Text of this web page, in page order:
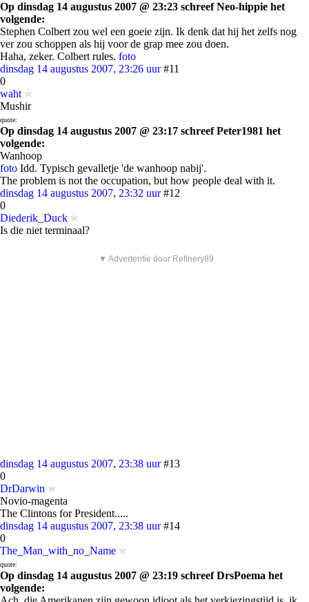
Op dinsdag 14 augustus 2007 @ 23:23 schreef Neo-hippie het
volgende:
Stephen Colbert zou wel een goeie zijn. Ik denk dat hij het zelfs nog
ver zou schoppen als hij voor de grap mee zou doen.
Haha, zeker. Colbert rules. foto
dinsdag 14 augustus 2007, 23:26 uur #11
0
waht
Mushir
quote:
Op dinsdag 14 augustus 2007 @ 23:17 schreef Peter1981 het
volgende:
Wanhoop
foto Idd. Typisch gevalletje 'de wanhoop nabij'.
The problem is not the occupation, but how people deal with it.
dinsdag 14 augustus 2007, 23:32 uur #12
0
Diederik_Duck
Is die niet terminaal?
▼ Advertentie door Refinery89
dinsdag 14 augustus 2007, 23:38 uur #13
0
DrDarwin
Novio-magenta
The Clintons for President.....
dinsdag 14 augustus 2007, 23:38 uur #14
0
The_Man_with_no_Name
quote:
Op dinsdag 14 augustus 2007 @ 23:19 schreef DrsPoema het
volgende: